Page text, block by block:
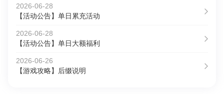
2026-06-28
【活动公告】单日累充活动
2026-06-28
【活动公告】单日大额福利
2026-06-26
【游戏攻略】后缀说明